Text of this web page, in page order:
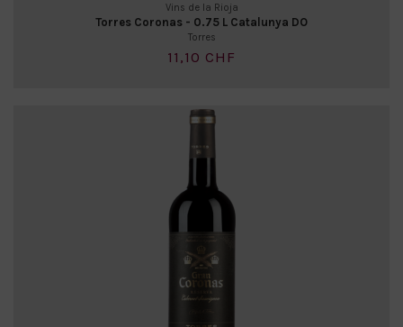
Vins de la Rioja
Torres Coronas - 0.75 L Catalunya DO
Torres
11,10 CHF